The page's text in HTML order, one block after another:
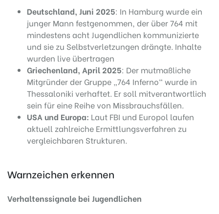
Deutschland, Juni 2025: In Hamburg wurde ein
junger Mann festgenommen, der über 764 mit
mindestens acht Jugendlichen kommunizierte
und sie zu Selbstverletzungen drängte. Inhalte
wurden live übertragen
Griechenland, April 2025: Der mutmaßliche
Mitgründer der Gruppe „764 Inferno“ wurde in
Thessaloniki verhaftet. Er soll mitverantwortlich
sein für eine Reihe von Missbrauchsfällen.
USA und Europa: Laut FBI und Europol laufen
aktuell zahlreiche Ermittlungsverfahren zu
vergleichbaren Strukturen.
Warnzeichen erkennen
Verhaltenssignale bei Jugendlichen